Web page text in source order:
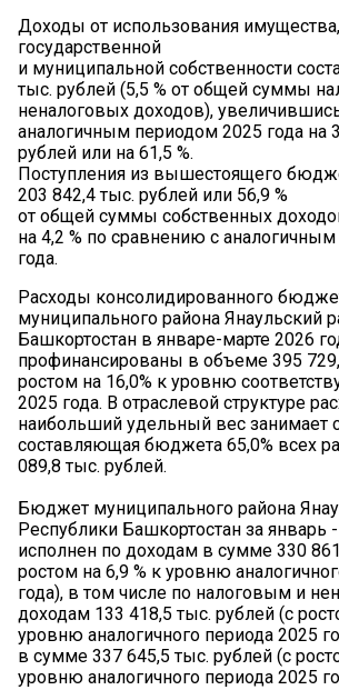
Доходы от использования
государственной
и муниципальной собственности
тыс. рублей (5,5 % от общей суммы
неналоговых доходов),
аналогичным периодом 2025 года на
рублей или на 61,5 %.
Поступления из вышестоящего
203 842,4 тыс. рублей или 56,9 %
от общей суммы собственных
на 4,2 % по сравнению с
года.
Расходы консолидированного
муниципального района Янаульский
Башкортостан в январе-марте 2026
профинансированы в объеме 395
ростом на 16,0% к уровню
2025 года. В отраслевой структуре
наибольший удельный вес занимает
составляющая бюджета 65,0% всех
089,8 тыс. рублей.
Бюджет муниципального района
Республики Башкортостан за январь
исполнен по доходам в сумме 330
ростом на 6,9 % к уровню
года), в том числе по налоговым и
доходам 133 418,5 тыс. рублей (с
уровню аналогичного периода 2025
в сумме 337 645,5 тыс. рублей (с
уровню аналогичного периода 2025